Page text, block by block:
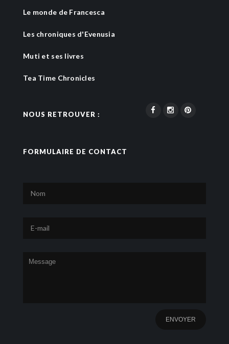
Le monde de Francesca
Les chroniques d'Evenusia
Muti et ses livres
Tea Time Chronicles
NOUS RETROUVER :
FORMULAIRE DE CONTACT